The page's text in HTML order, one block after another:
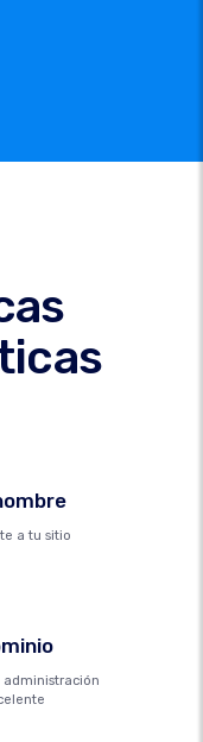
a tu sitio